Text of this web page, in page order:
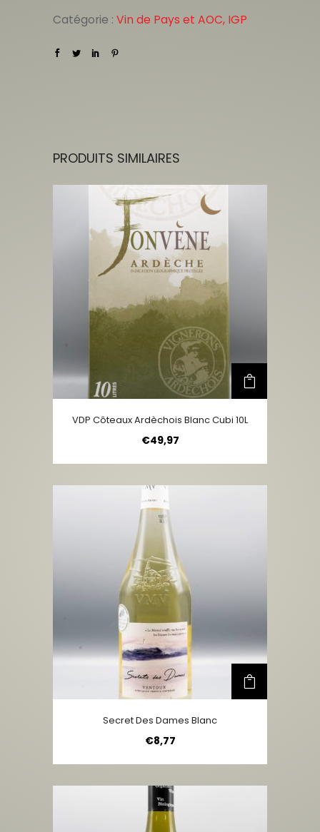
Catégorie : Vin de Pays et AOC, IGP
PRODUITS SIMILAIRES
VDP Côteaux Ardèchois Blanc Cubi 10L
€49,97
Secret Des Dames Blanc
€8,77